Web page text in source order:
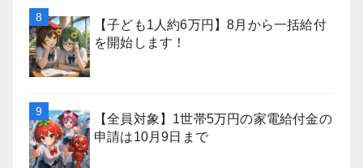
【子ども1人約6万円】8月から一括給付
を開始します！
【全員対象】1世帯5万円の家電給付金の
申請は10月9日まで